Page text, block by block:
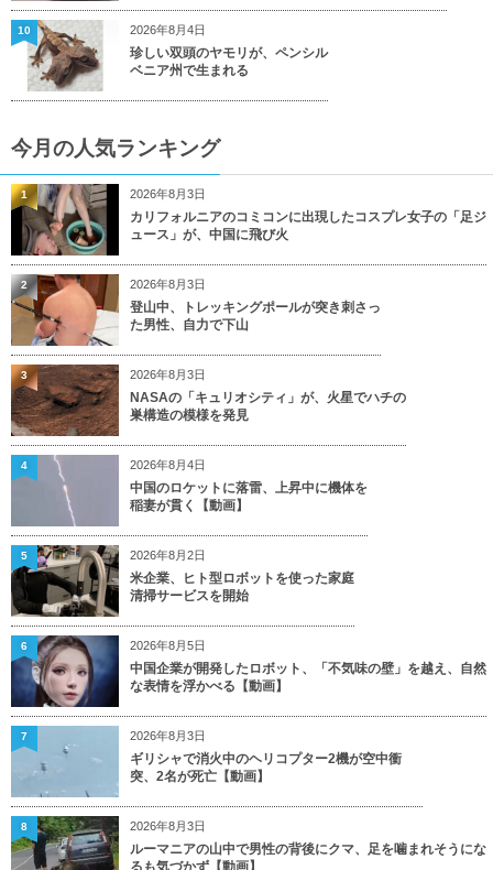
2026年8月4日
珍しい双頭のヤモリが、ペンシル
ベニア州で生まれる
10
今月の人気ランキング
2026年8月3日
カリフォルニアのコミコンに出現したコスプレ女子の「足ジ
ュース」が、中国に飛び火
1
2026年8月3日
登山中、トレッキングポールが突き刺さっ
た男性、自力で下山
2
2026年8月3日
NASAの「キュリオシティ」が、火星でハチの
巣構造の模様を発見
3
2026年8月4日
中国のロケットに落雷、上昇中に機体を
稲妻が貫く【動画】
4
2026年8月2日
米企業、ヒト型ロボットを使った家庭
清掃サービスを開始
5
2026年8月5日
中国企業が開発したロボット、「不気味の壁」を越え、自然
な表情を浮かべる【動画】
6
2026年8月3日
ギリシャで消火中のヘリコプター2機が空中衝
突、2名が死亡【動画】
7
2026年8月3日
ルーマニアの山中で男性の背後にクマ、足を噛まれそうにな
るも気づかず【動画】
8